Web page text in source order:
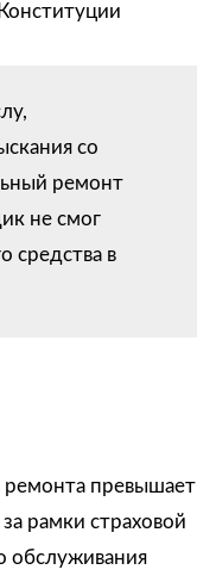
со
ремонт
не смог
средства в
ремонта превышает
рамки страховой
обслуживания